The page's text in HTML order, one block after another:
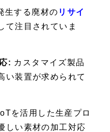
生する廃材の リサイ
て注目されていま
: カスタマイズ製品
い装置が求められて
を活用した生産プロ
しい素材の加工対応